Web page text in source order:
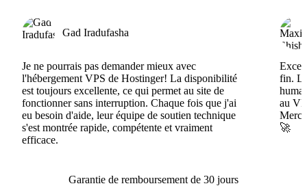
Gad Iradufasha
Je ne pourrais pas demander mieux avec
l'hébergement VPS de Hostinger! La disponibilité
est toujours excellente, ce qui permet au site de
fonctionner sans interruption. Chaque fois que j'ai
eu besoin d'aide, leur équipe de soutien technique
s'est montrée rapide, compétente et vraiment
efficace.
fin.
au
Merci
🚀
Garantie de remboursement de 30 jours